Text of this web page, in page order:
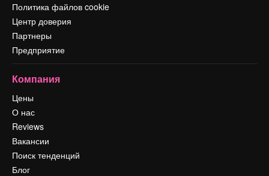
Политика файлов cookie
Центр доверия
Партнеры
Предприятие
Компания
Цены
О нас
Reviews
Вакансии
Поиск тенденций
Блог